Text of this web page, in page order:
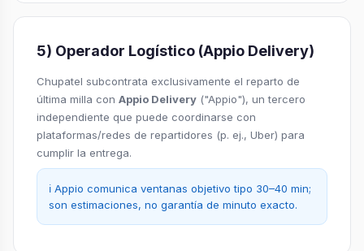
5) Operador Logístico (Appio Delivery)
Chupatel subcontrata exclusivamente el reparto de
última milla con Appio Delivery ("Appio"), un tercero
independiente que puede coordinarse con
plataformas/redes de repartidores (p. ej., Uber) para
cumplir la entrega.
ℹ️ Appio comunica ventanas objetivo tipo 30–40 min;
son estimaciones, no garantía de minuto exacto.